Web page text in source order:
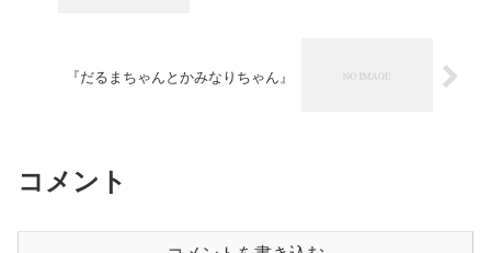
『だるまちゃんとかみなりちゃん』
コメント